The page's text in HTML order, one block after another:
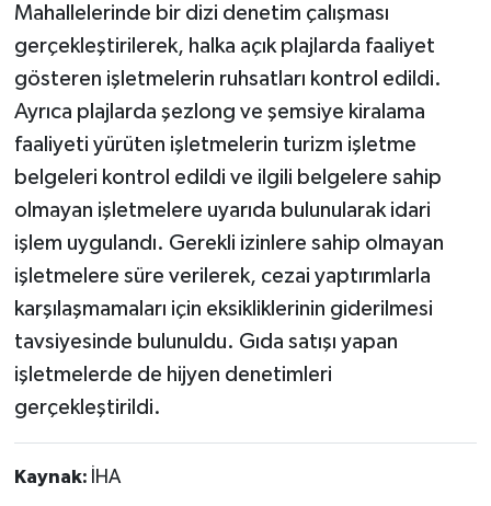
Mahallelerinde bir dizi denetim çalışması
gerçekleştirilerek, halka açık plajlarda faaliyet
gösteren işletmelerin ruhsatları kontrol edildi.
Ayrıca plajlarda şezlong ve şemsiye kiralama
faaliyeti yürüten işletmelerin turizm işletme
belgeleri kontrol edildi ve ilgili belgelere sahip
olmayan işletmelere uyarıda bulunularak idari
işlem uygulandı. Gerekli izinlere sahip olmayan
işletmelere süre verilerek, cezai yaptırımlarla
karşılaşmamaları için eksikliklerinin giderilmesi
tavsiyesinde bulunuldu. Gıda satışı yapan
işletmelerde de hijyen denetimleri
gerçekleştirildi.
Kaynak: İHA